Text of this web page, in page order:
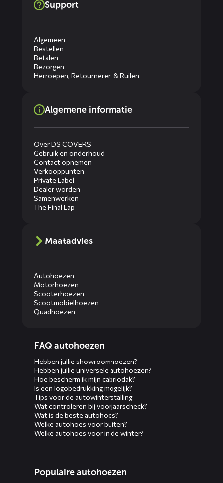
Support
Algemeen
Bestellen
Betalen
Bezorgen
Herroepen, Retourneren & Ruilen
Algemene informatie
Over DS COVERS
Gebruik en onderhoud
Contact opnemen
Verkooppunten
Private Label
Dealer worden
Samenwerken
The Final Lap
Maatadvies
Autohoezen
Motorhoezen
Scooterhoezen
Scootmobielhoezen
Quadhoezen
menusFAQ autohoezen
Hebben jullie showroomhoezen?
Hebben jullie universele autohoezen?
Hoe bescherm ik mijn cabriodak?
Is een logobedrukking mogelijk?
Tips voor de autowinterstalling
Wat controleren bij voorjaarscheck?
Wat is de beste autohoes?
Welke autohoes voor buiten?
Welke autohoes voor in de winter?
Populaire autohoezen